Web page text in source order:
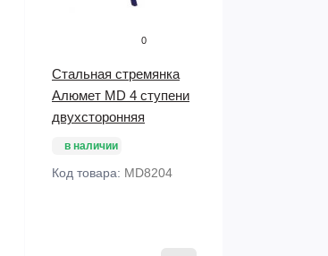
0
Стальная стремянка
Алюмет MD 4 ступени
двухсторонняя
в наличии
Код товара: MD8204